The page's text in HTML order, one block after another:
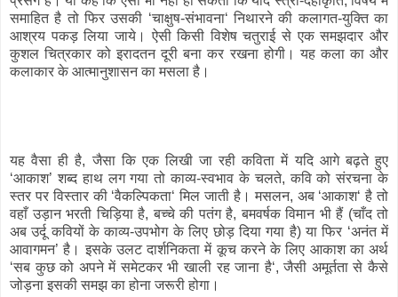
समाहित है तो फिर उसकी ‘चाक्षुष-संभावना‘ निथारने की कलागत-युक्ति का
आश्रय पकड़ लिया जाये। ऐसी किसी विशेष चतुराई से एक समझदार और
कुशल चित्रकार को इरादतन दूरी बना कर रखना होगी। यह कला का और
कलाकार के आत्मानुशासन का मसला है।
यह वैसा ही है, जैसा कि एक लिखी जा रही कविता में यदि आगे बढ़ते हुए
‘आकाश’ शब्द हाथ लग गया तो काव्य-स्वभाव के चलते, कवि को संरचना के
स्तर पर विस्तार की ‘वैकल्पिकता‘ मिल जाती है। मसलन, अब ‘आकाश‘ है तो
वहाँ उड़ान भरती चिड़िया है, बच्चे की पतंग है, बमवर्षक विमान भी हैं (चाँद तो
अब उर्दू कवियों के काव्य-उपभोग के लिए छोड़ दिया गया है) या फिर ‘अनंत में
आवागमन’ है। इसके उलट दार्शनिकता में कूच करने के लिए आकाश का अर्थ
‘सब कुछ को अपने में समेटकर भी खाली रह जाना है‘, जैसी अमूर्तता से कैसे
जोड़ना इसकी समझ का होना जरूरी होगा।